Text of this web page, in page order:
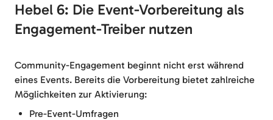
Hebel 6: Die Event-Vorbereitung als
Engagement-Treiber nutzen
Community-Engagement beginnt nicht erst während
eines Events. Bereits die Vorbereitung bietet zahlreiche
Möglichkeiten zur Aktivierung:
Pre-Event-Umfragen